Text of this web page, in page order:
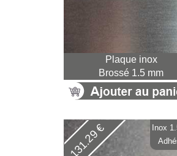
Plaque inox
Brossé 1.5 mm
131.29 €
Inox